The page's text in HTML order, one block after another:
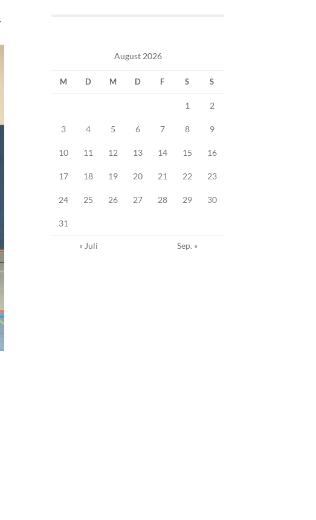
August 2026
M D M D F S S
1 2
3 4 5 6 7 8 9
10 11 12 13 14 15 16
17 18 19 20 21 22 23
24 25 26 27 28 29 30
31
« Juli Sep. »